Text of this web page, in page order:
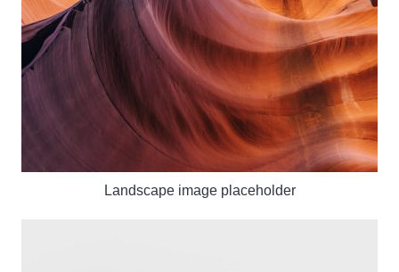
Landscape image placeholder